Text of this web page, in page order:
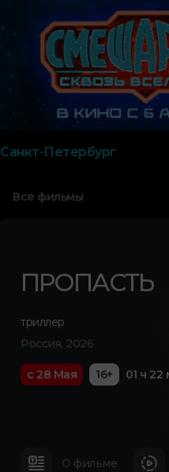
Санкт-Петербург
Все фильмы
ПРОПАСТЬ
триллер
Россия, 2026
с 28 Мая 16+ 01 ч 22
О фильме